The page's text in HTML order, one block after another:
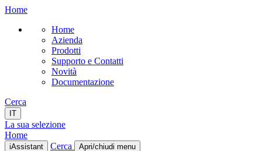
Home
Home
Azienda
Prodotti
Supporto e Contatti
Novità
Documentazione
Cerca
IT
La sua selezione
Home
iAssistant Cerca Apri/chiudi menu